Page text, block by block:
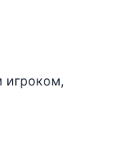
игроком,